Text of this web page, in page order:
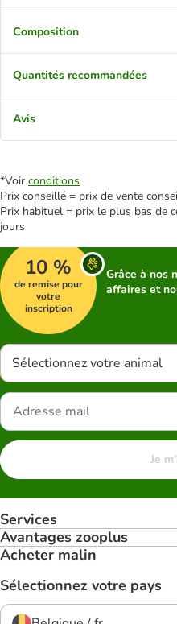
Composition
Quantités recommandées
Avis
*Voir conditions
Prix conseillé = prix de vente
Prix habituel = prix le plus bas de
jours
10 %
de remise pour
votre
inscription
Grâce à nos
affaires et
Sélectionnez votre animal
Je
Services
Avantages zooplus
Acheter malin
Sélectionnez votre pays